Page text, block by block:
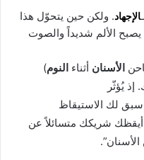
الإجهاد. ولكن حين يتحوّل هذا
يصبح الألم شديداً والصوت
الأسنان أثناء النوم)
إذ يُؤثّر
سبق لك الاستيقاظ
أيقظك شريكك متسائلاً عن